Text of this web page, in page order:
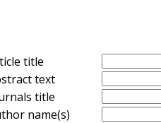
title
text
title
name(s)